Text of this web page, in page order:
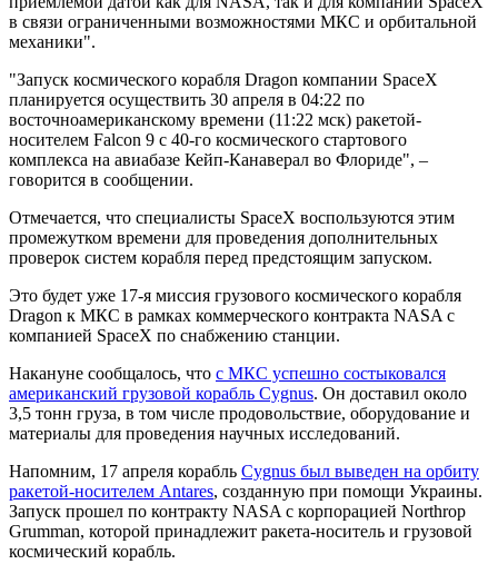
в связи ограниченными возможностями МКС и орбитальной
механики".
"Запуск космического корабля Dragon компании SpaceX
планируется осуществить 30 апреля в 04:22 по
восточноамериканскому времени (11:22 мск) ракетой-
носителем Falcon 9 с 40-го космического стартового
комплекса на авиабазе Кейп-Канаверал во Флориде", –
говорится в сообщении.
Отмечается, что специалисты SpaceX воспользуются этим
промежутком времени для проведения дополнительных
проверок систем корабля перед предстоящим запуском.
Это будет уже 17-я миссия грузового космического корабля
Dragon к МКС в рамках коммерческого контракта NASA с
компанией SpaceX по снабжению станции.
Накануне сообщалось, что с МКС успешно состыковался
американский грузовой корабль Cygnus. Он доставил около
3,5 тонн груза, в том числе продовольствие, оборудование и
материалы для проведения научных исследований.
Напомним, 17 апреля корабль Cygnus был выведен на орбиту
ракетой-носителем Antares, созданную при помощи Украины.
Запуск прошел по контракту NASA с корпорацией Northrop
Grumman, которой принадлежит ракета-носитель и грузовой
космический корабль.